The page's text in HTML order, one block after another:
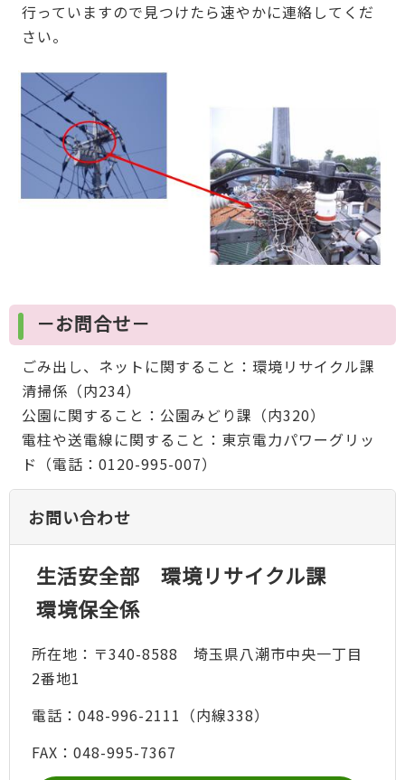
行っていますので見つけたら速やかに連絡してくだ
さい。
－お問合せ－
ごみ出し、ネットに関すること：環境リサイクル課
清掃係（内234）
公園に関すること：公園みどり課（内320）
電柱や送電線に関すること：東京電力パワーグリッ
ド（電話：0120-995-007）
お問い合わせ
生活安全部 環境リサイクル課
環境保全係
所在地：〒340-8588 埼玉県八潮市中央一丁目
2番地1
電話：048-996-2111（内線338）
FAX：048-995-7367